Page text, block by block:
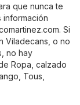
que nunca te
información
. Si
Viladecans, o no
no hay
Ropa, calzado
Tous